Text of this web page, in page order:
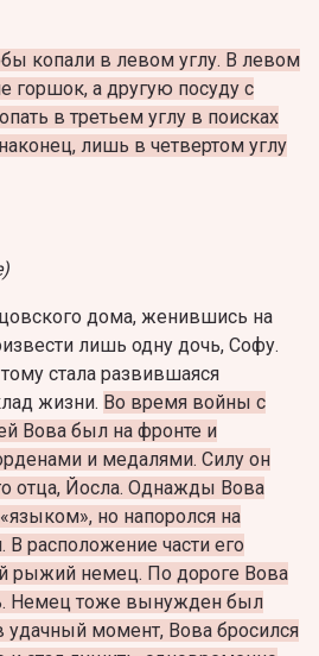
копали в левом углу. В левом
горшок, а другую посуду с
в третьем углу в поисках
лишь в четвертом углу
дома, женившись на
лишь одну дочь, Софу.
стала развившаяся
жизни. Во время войны с
Вова был на фронте и
и медалями. Силу он
отца, Йосла. Однажды Вова
но напоролся на
В расположение части его
рыжий немец. По дороге Вова
Немец тоже вынужден был
удачный момент, Вова бросился